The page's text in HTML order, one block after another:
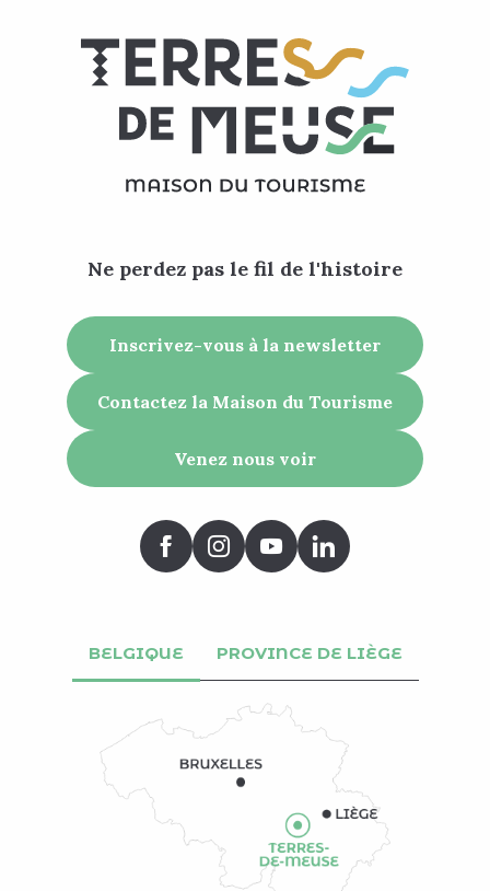
Ne perdez pas le fil de l'histoire
Inscrivez-vous à la newsletter
Contactez la Maison du Tourisme
Venez nous voir
BELGIQUE PROVINCE DE LIÈGE